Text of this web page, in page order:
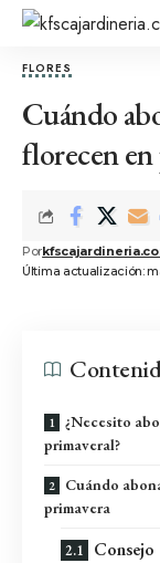
FLORES
Cuándo
florecen en
Última actualización:
Por
¿Necesito
primaveral?
Cuándo
primavera
Consejo